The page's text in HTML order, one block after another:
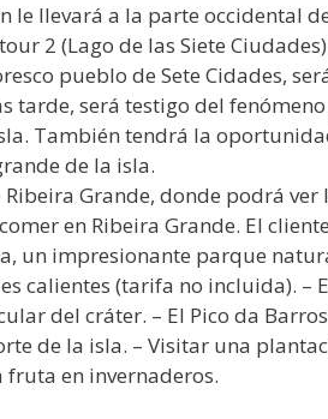
le llevará a la parte occidental
2 (Lago de las Siete
pueblo de Sete Cidades,
tarde, será testigo del
También tendrá la
de la isla.
Ribeira Grande, donde podrá
en Ribeira Grande. El
un impresionante parque
calientes (tarifa no incluida). –
del cráter. – El Pico da
de la isla. – Visitar una
fruta en invernaderos.